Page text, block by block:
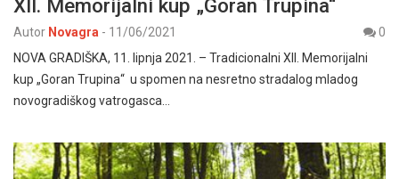
XII. Memorijalni kup „Goran Trupina“
Autor Novagra - 11/06/2021
0
NOVA GRADIŠKA, 11. lipnja 2021. – Tradicionalni XII. Memorijalni
kup „Goran Trupina“ u spomen na nesretno stradalog mladog
novogradiškog vatrogasca…